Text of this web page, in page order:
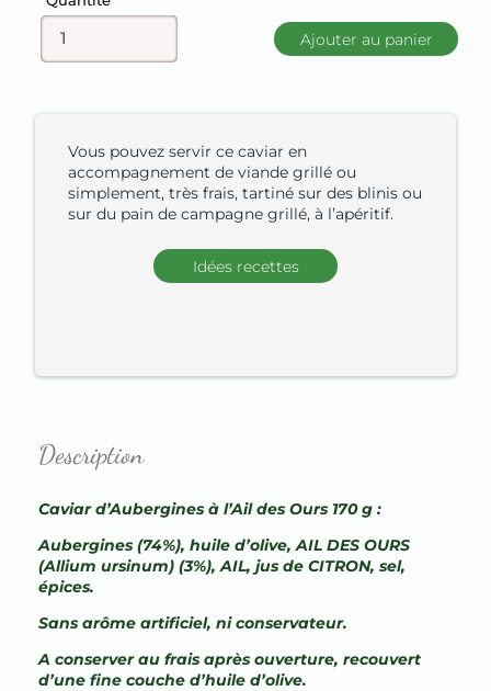
Ajouter au panier
Vous pouvez servir ce caviar en
accompagnement de viande grillé ou
simplement, très frais, tartiné sur des blinis ou
sur du pain de campagne grillé, à l’apéritif.
Idées recettes
Description
Caviar d’Aubergines à l’Ail des Ours 170 g :
Aubergines (74%), huile d’olive, AIL DES OURS
(Allium ursinum) (3%), AIL, jus de CITRON, sel,
épices.
Sans arôme artificiel, ni conservateur.
A conserver au frais après ouverture, recouvert
d’une fine couche d’huile d’olive.